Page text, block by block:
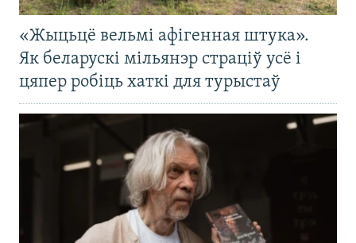
«Жыцьцё вельмі афігенная штука».
Як беларускі мільянэр страціў усё і
цяпер робіць хаткі для турыстаў